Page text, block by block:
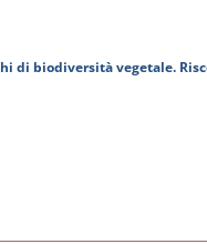
di biodiversità vegetale.